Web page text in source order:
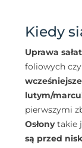
Kiedy
Uprawa
foliowych
lutym/
pierwszymi
Osłonytakie
są przed